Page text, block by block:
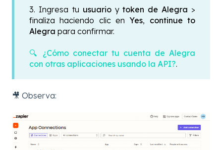
3. Ingresa tu usuario ytoken de Alegra >
finaliza haciendo clic enYes, continue to
Alegra para confirmar.
🔍 ¿Cómo conectar tu cuenta de Alegra
con otras aplicaciones usando la API?.
🎥 Observa: